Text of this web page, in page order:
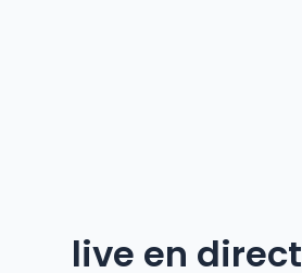
live en direct